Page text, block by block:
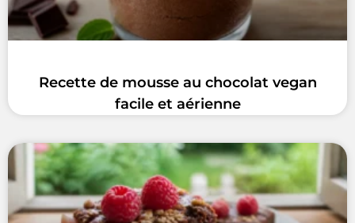
Recette de mousse au chocolat vegan
facile et aérienne